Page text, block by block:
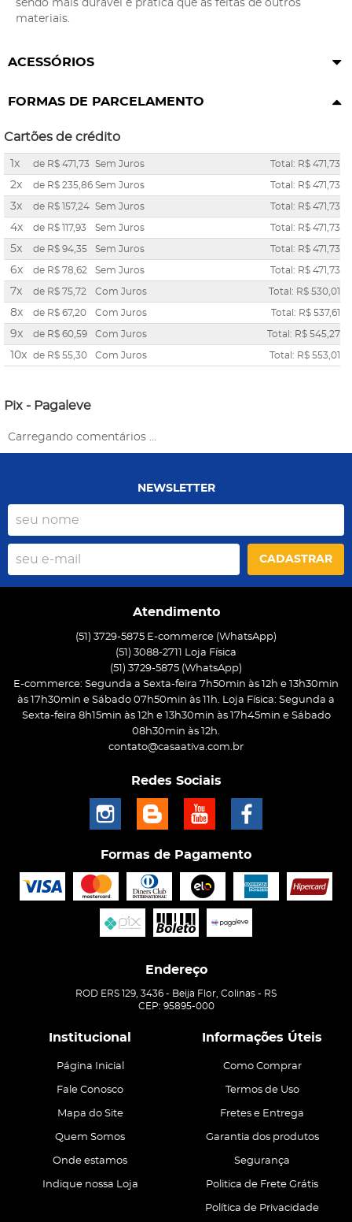
sendo mais durável e prática que as feitas de outros
materiais.
ACESSÓRIOS
FORMAS DE PARCELAMENTO
Cartões de crédito
1x de R$ 471,73 Sem Juros Total: R$ 471,73
2x de R$ 235,86 Sem Juros Total: R$ 471,73
3x de R$ 157,24 Sem Juros Total: R$ 471,73
4x de R$ 117,93 Sem Juros Total: R$ 471,73
5x de R$ 94,35 Sem Juros Total: R$ 471,73
6x de R$ 78,62 Sem Juros Total: R$ 471,73
7x de R$ 75,72 Com Juros Total: R$ 530,01
8x de R$ 67,20 Com Juros Total: R$ 537,61
9x de R$ 60,59 Com Juros Total: R$ 545,27
10x de R$ 55,30 Com Juros Total: R$ 553,01
Pix - Pagaleve
Carregando comentários ...
NEWSLETTER
CADASTRAR
Atendimento
(51) 3729-5875 E-commerce (WhatsApp)
(51) 3088-2711 Loja Física
(51) 3729-5875 (WhatsApp)
E-commerce: Segunda a Sexta-feira 7h50min às 12h e 13h30min
às 17h30min e Sábado 07h50min às 11h. Loja Física: Segunda a
Sexta-feira 8h15min às 12h e 13h30min às 17h45min e Sábado
08h30min às 12h.
contato@casaativa.com.br
Redes Sociais
Formas de Pagamento
Endereço
ROD ERS 129, 3436 - Beija Flor, Colinas - RS
CEP: 95895-000
Institucional
Página Inicial
Fale Conosco
Mapa do Site
Quem Somos
Onde estamos
Indique nossa Loja
Informações Úteis
Como Comprar
Termos de Uso
Fretes e Entrega
Garantia dos produtos
Segurança
Politica de Frete Grátis
Política de Privacidade